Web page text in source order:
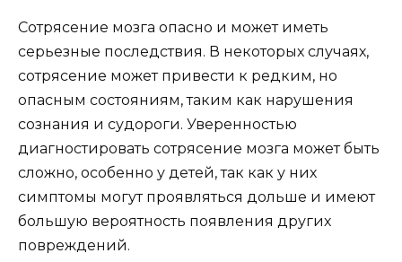
Сотрясение мозга опасно и может иметь
серьезные последствия. В некоторых случаях,
сотрясение может привести к редким, но
опасным состояниям, таким как нарушения
сознания и судороги. Уверенностью
диагностировать сотрясение мозга может быть
сложно, особенно у детей, так как у них
симптомы могут проявляться дольше и имеют
большую вероятность появления других
повреждений.